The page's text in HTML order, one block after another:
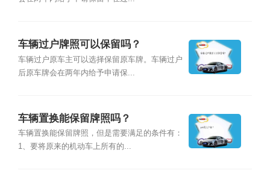
车辆过户牌照可以保留吗？
车辆过户原车主可以选择保留原车牌。车辆过户
后原车牌会在两年内给予申请保...
车辆置换能保留牌照吗？
车辆置换能保留牌照，但是需要满足的条件有：
1、要将原来的机动车上所有的...